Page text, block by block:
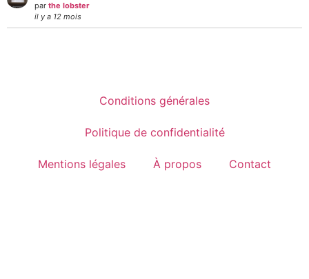
par the lobster
il y a 12 mois
Conditions générales
Politique de confidentialité
Mentions légales À propos Contact